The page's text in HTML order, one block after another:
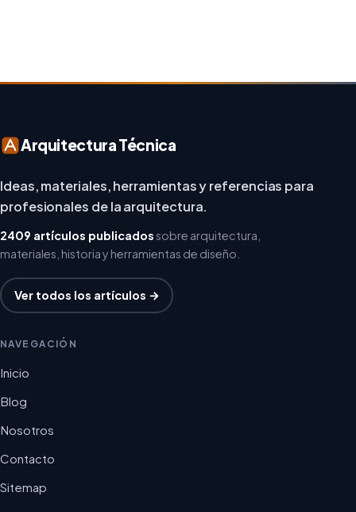
Arquitectura Técnica
Ideas, materiales, herramientas y referencias para
profesionales de la arquitectura.
2409 artículos publicadossobre arquitectura,
materiales, historia y herramientas de diseño.
Ver todos los artículos →
NAVEGACIÓN
Inicio
Blog
Nosotros
Contacto
Sitemap